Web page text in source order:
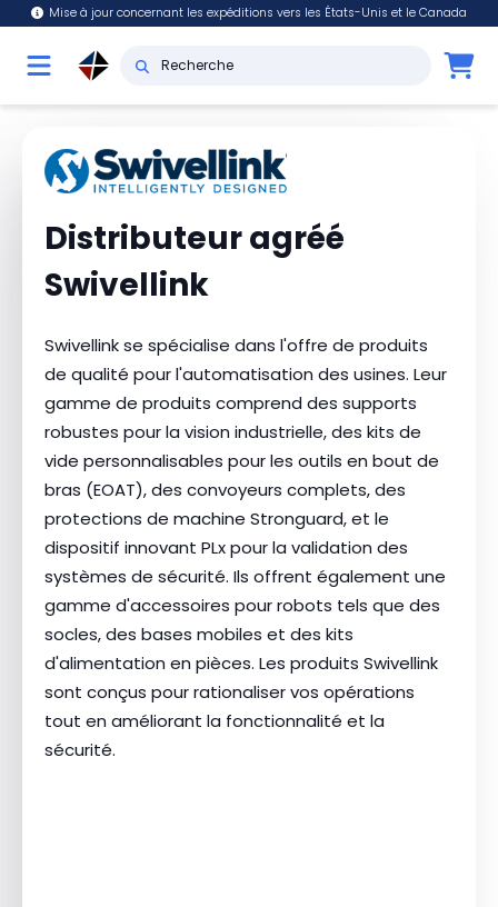
Mise à jour concernant les expéditions vers les États-Unis et le Canada
Distributeur agréé
Swivellink
Swivellink se spécialise dans l'offre de produits
de qualité pour l'automatisation des usines. Leur
gamme de produits comprend des supports
robustes pour la vision industrielle, des kits de
vide personnalisables pour les outils en bout de
bras (EOAT), des convoyeurs complets, des
protections de machine Stronguard, et le
dispositif innovant PLx pour la validation des
systèmes de sécurité. Ils offrent également une
gamme d'accessoires pour robots tels que des
socles, des bases mobiles et des kits
d'alimentation en pièces. Les produits Swivellink
sont conçus pour rationaliser vos opérations
tout en améliorant la fonctionnalité et la
sécurité.